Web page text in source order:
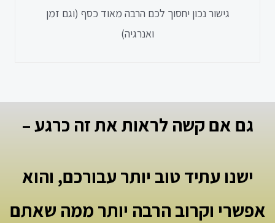
גישור נכון יחסוך לכם הרבה מאוד כסף (וגם זמן
ואנרגיה)
גם אם קשה לראות את זה כרגע –
ישנו עתיד טוב יותר עבורכם, והוא
אפשרי וקרוב הרבה יותר ממה שאתם